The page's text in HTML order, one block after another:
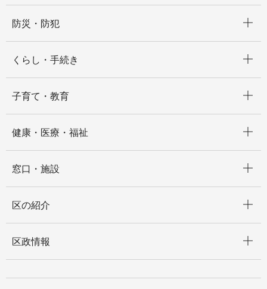
防災・防犯
くらし・手続き
子育て・教育
健康・医療・福祉
窓口・施設
区の紹介
区政情報